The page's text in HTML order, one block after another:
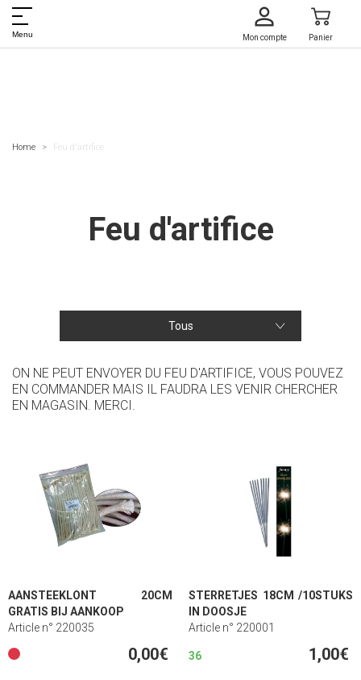
Menu Mon compte Panier
Home Feu d'artifice
Feu d'artifice
Tous
ON NE PEUT ENVOYER DU FEU D'ARTIFICE, VOUS POUVEZ
EN COMMANDER MAIS IL FAUDRA LES VENIR CHERCHER
EN MAGASIN. MERCI.
AANSTEEKLONT 20CM
GRATIS BIJ AANKOOP
Article n° 220035
0,00€
STERRETJES 18CM /10STUKS
IN DOOSJE
Article n° 220001
36 1,00€